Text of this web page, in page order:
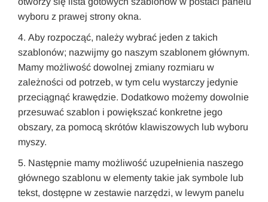
wyboru z prawej strony okna.
Aby rozpocząć, należy wybrać jeden z takich
szablonów; nazwijmy go naszym szablonem głównym.
Mamy możliwość dowolnej zmiany rozmiaru w
zależności od potrzeb, w tym celu wystarczy jedynie
przeciągnąć krawędzie. Dodatkowo możemy dowolnie
przesuwać szablon i powiększać konkretne jego
obszary, za pomocą skrótów klawiszowych lub wyboru
myszy.
Następnie mamy możliwość uzupełnienia naszego
głównego szablonu w elementy takie jak symbole lub
tekst, dostępne w zestawie narzędzi, w lewym panelu